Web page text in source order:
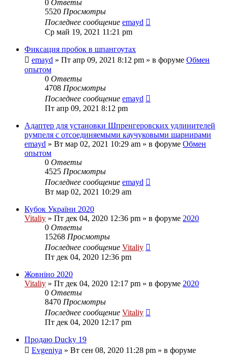
0 Ответы
5520 Просмотры
Последнее сообщение emayd
Ср май 19, 2021 11:21 pm
Фиксация пробок в шпангоутах
emayd » Пт апр 09, 2021 8:12 pm » в форуме Обмен
опытом
0 Ответы
4708 Просмотры
Последнее сообщение emayd
Пт апр 09, 2021 8:12 pm
Адаптер для установки Шпренгеровских удлинителей
румпеля с отсоединяемыми каучуковыми шарнирами
emayd » Вт мар 02, 2021 10:29 am » в форуме Обмен
опытом
0 Ответы
4525 Просмотры
Последнее сообщение emayd
Вт мар 02, 2021 10:29 am
Кубок України 2020
Vitaliy » Пт дек 04, 2020 12:36 pm » в форуме 2020
0 Ответы
15268 Просмотры
Последнее сообщение Vitaliy
Пт дек 04, 2020 12:36 pm
Жовніно 2020
Vitaliy » Пт дек 04, 2020 12:17 pm » в форуме 2020
0 Ответы
8470 Просмотры
Последнее сообщение Vitaliy
Пт дек 04, 2020 12:17 pm
Продаю Ducky 19
Evgeniya » Вт сен 08, 2020 11:28 pm » в форуме